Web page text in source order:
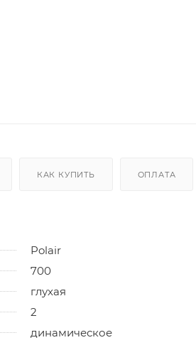
КАК КУПИТЬ ОПЛАТА
Polair
700
глухая
2
динамическое